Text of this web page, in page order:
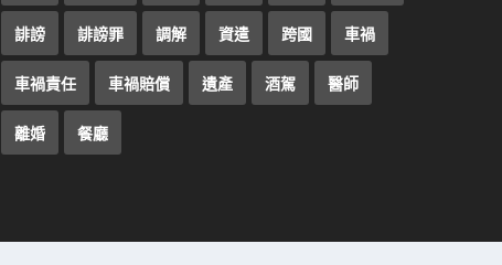
誹謗 誹謗罪 調解 資遣 跨國 車禍
車禍責任 車禍賠償 遺產 酒駕 醫師
離婚 餐廳